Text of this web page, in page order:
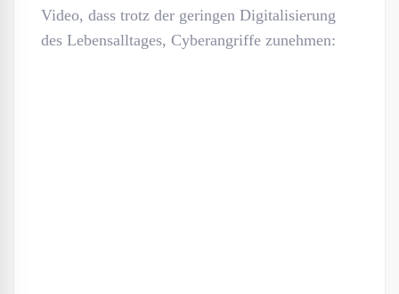
Video, dass trotz der geringen Digitalisierung
des Lebensalltages, Cyberangriffe zunehmen: